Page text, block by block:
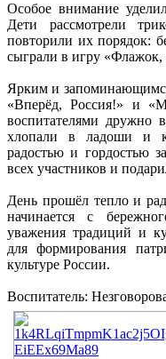
Особое внимание
Дети рассмотрели
повторили их порядок:
сыграли в игру «Флажок,
Ярким и
«Вперёд, Россия!» и
воспитателями дружно
хлопали в ладоши и
радостью и гордостью
всех участников и
День прошёл тепло и
начинается с
уважения традиций и
для формирования
культуре России.
Воспитатель: